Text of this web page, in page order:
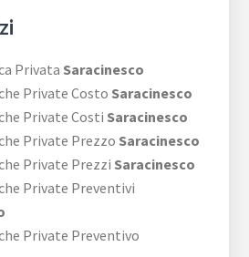
Privata Saracinesco
Private Costo Saracinesco
Private Costi Saracinesco
Private Prezzo Saracinesco
Private Prezzi Saracinesco
Private Preventivi
Private Preventivo